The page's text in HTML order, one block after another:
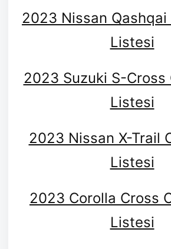
2023 Nissan Qashqai
Listesi
2023 Suzuki S-Cross
Listesi
2023 Nissan X-Trail
Listesi
2023 Corolla Cross
Listesi